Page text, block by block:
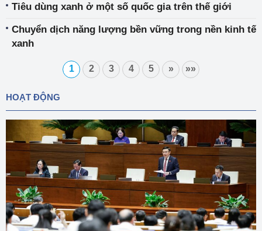
Tiêu dùng xanh ở một số quốc gia trên thế giới
Chuyển dịch năng lượng bền vững trong nền kinh tế
xanh
1 2 3 4 5 » »»
HOẠT ĐỘNG